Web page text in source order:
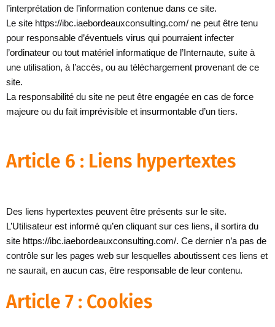
l’interprétation de l’information contenue dans ce site.
Le site https://ibc.iaebordeauxconsulting.com/ ne peut être tenu
pour responsable d’éventuels virus qui pourraient infecter
l’ordinateur ou tout matériel informatique de l’Internaute, suite à
une utilisation, à l’accès, ou au téléchargement provenant de ce
site.
La responsabilité du site ne peut être engagée en cas de force
majeure ou du fait imprévisible et insurmontable d’un tiers.
Article 6 : Liens hypertextes
Des liens hypertextes peuvent être présents sur le site.
L’Utilisateur est informé qu’en cliquant sur ces liens, il sortira du
site https://ibc.iaebordeauxconsulting.com/. Ce dernier n’a pas de
contrôle sur les pages web sur lesquelles aboutissent ces liens et
ne saurait, en aucun cas, être responsable de leur contenu.
Article 7 : Cookies